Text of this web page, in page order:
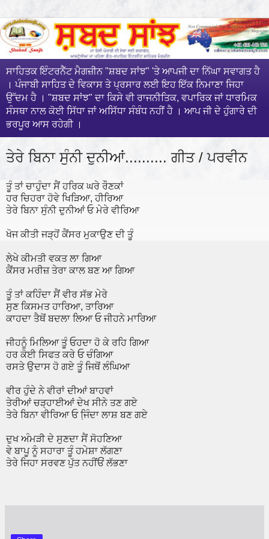
ਸਾਹਿਤਕ ਇੰਟਰਨੈੱਟ ਮੈਗਜ਼ੀਨ "ਸ਼ਬਦ ਸਾਂਝ" 'ਤੇ ਆਪਜੀ ਦਾ ਨਿੱਘਾ ਸਵਾਗਤ ਹੈ
। ਪੰਜਾਬੀ ਸਾਹਿਤ ਦੇ ਵਿਕਾਸ ਤੇ ਪ੍ਰਸਾਰ ਲਈ ਇਹ ਇੱਕ ਨਿਮਾਣਾ ਜਿਹਾ
ਉੱਦਮ ਹੈ । "ਸ਼ਬਦ ਸਾਂਝ" ਦਾ ਕਿਸੇ ਵੀ ਰਾਜਨੀਤਿਕ, ਵਪਾਰਿਕ ਜਾਂ ਧਾਰਮਿਕ
ਸੰਸਥਾ ਨਾਲ ਕੋਈ ਸਿੱਧਾ ਜਾਂ ਅਸਿੱਧਾ ਸੰਬੰਧ ਨਹੀਂ ਹੈ । ਆਪ ਜੀ ਦੇ ਹੁੰਗਾਰੇ ਦੀ
ਭਰਪੂਰ ਆਸ ਰਹੇਗੀ ।
ਤੇਰੇ ਬਿਨਾ ਸੁੰਨੀ ਦੁਨੀਆਂ.......... ਗੀਤ / ਪਰਵੀਨ
ਤੂੰ ਤਾਂ ਚਾਹੁੰਦਾ ਸੈਂ ਹਰਿਕ ਘਰੇ ਰੌਣਕਾਂ
ਹਰ ਚਿਹਰਾ ਹੋਵੇ ਖਿੜਿਆ, ਹੀਰਿਆ
ਤੇਰੇ ਬਿਨਾ ਸੁੰਨੀ ਦੁਨੀਆਂ ਓ ਮੇਰੇ ਵੀਰਿਆ
ਖੋਜ ਕੀਤੀ ਜੜ੍ਹੋਂ ਕੈਂਸਰ ਮੁਕਾਉਣ ਦੀ ਤੂੰ
ਲੇਖੇ ਕੀਮਤੀ ਵਕਤ ਲਾ ਗਿਆ
ਕੈਂਸਰ ਮਰੀਜ਼ ਤੇਰਾ ਕਾਲ ਬਣ ਆ ਗਿਆ
ਤੂੰ ਤਾਂ ਕਹਿੰਦਾ ਸੈਂ ਵੀਰ ਸੱਭ ਮੇਰੇ
ਸੁਣ ਕਿਸਮਤ ਹਾਰਿਆ, ਤਾਰਿਆ
ਕਾਹਦਾ ਤੈਥੋਂ ਬਦਲਾ ਲਿਆ ਓ ਜੀਹਨੇ ਮਾਰਿਆ
ਜੀਹਨੂੰ ਮਿਲਿਆ ਤੂੰ ਓਹਦਾ ਹੋ ਕੇ ਰਹਿ ਗਿਆ
ਹਰ ਕੋਈ ਸਿਫਤ ਕਰੇ ਓ ਚੰਗਿਆ
ਰਸਤੇ ਉਦਾਸ ਹੋ ਗਏ ਤੂੰ ਜਿਥੋਂ ਲੰਘਿਆ
ਵੀਰ ਹੁੰਦੇ ਨੇ ਵੀਰਾਂ ਦੀਆਂ ਬਾਹਵਾਂ
ਤੇਰੀਆਂ ਚੜ੍ਹਾਈਆਂ ਦੇਖ ਸੀਨੇ ਤਣ ਗਏ
ਤੇਰੇ ਬਿਨਾ ਵੀਰਿਆ ਓ ਜਿ਼ੰਦਾ ਲਾਸ਼ ਬਣ ਗਏ
ਦੁਖ ਅੰਮੜੀ ਦੇ ਸੁਣਦਾ ਸੈਂ ਸੋਹਣਿਆ
ਵੇ ਬਾਪੂ ਨੂੰ ਸਹਾਰਾ ਤੂੰ ਹਮੇਸ਼ਾ ਲੱਗਣਾ
ਤੇਰੇ ਜਿਹਾ ਸਰਵਣ ਪੁੱਤ ਨਹੀਂਓਂ ਲੱਭਣਾ